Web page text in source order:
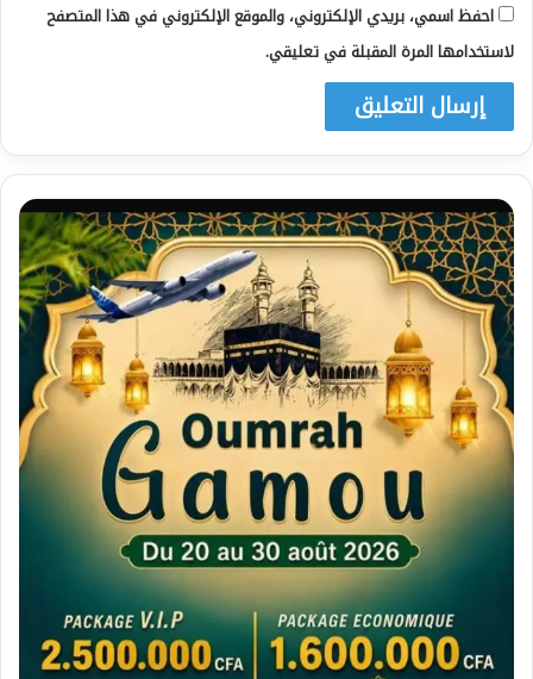
احفظ اسمي، بريدي الإلكتروني، والموقع الإلكتروني في هذا المتصفح
لاستخدامها المرة المقبلة في تعليقي.